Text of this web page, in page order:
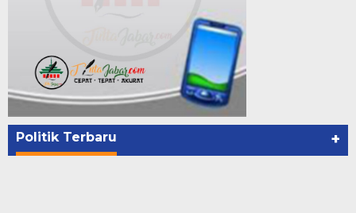
Politik Terbaru +